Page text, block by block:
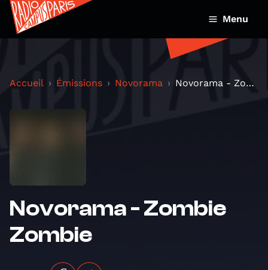
Menu
Accueil Émissions Novorama Novorama - Zombie Zombie
Novorama - Zombie
Zombie